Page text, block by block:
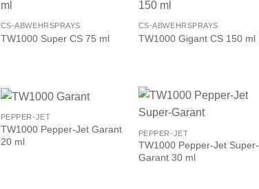
CS-ABWEHRSPRAYS
TW1000 Super CS 75 ml
CS-ABWEHRSPRAYS
TW1000 Gigant CS 150 ml
PEPPER-JET
TW1000 Pepper-Jet Garant
20 ml
PEPPER-JET
TW1000 Pepper-Jet Super-
Garant 30 ml